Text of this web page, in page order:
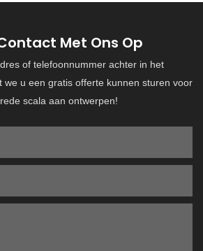
Met Ons Op
of telefoonnummer achter in het
we u een gratis offerte kunnen sturen voor
scala aan ontwerpen!